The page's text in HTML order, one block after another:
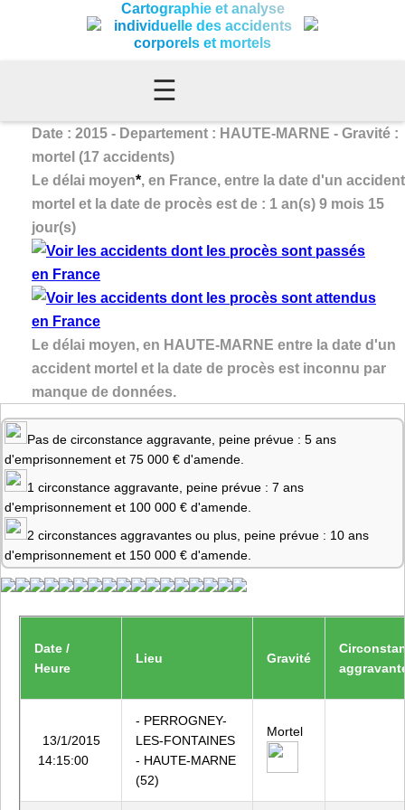
Cartographie et analyse
individuelle des accidents
corporels et mortels
☰
Date : 2015 - Departement : HAUTE-MARNE - Gravité :
mortel (17 accidents)
Le délai moyen*, en France, entre la date d'un accident
mortel et la date de procès est de : 1 an(s) 9 mois 15
jour(s)
Le délai moyen, en HAUTE-MARNE entre la date d'un
accident mortel et la date de procès est inconnu par
manque de données.
Pas de circonstance aggravante, peine prévue : 5 ans
d'emprisonnement et 75 000 € d'amende.
1 circonstance aggravante, peine prévue : 7 ans
d'emprisonnement et 100 000 € d'amende.
2 circonstances aggravantes ou plus, peine prévue : 10 ans
d'emprisonnement et 150 000 € d'amende.
Date /
Heure
Lieu Gravité
13/1/2015
14:15:00
- PERROGNEY-
LES-FONTAINES
- HAUTE-MARNE
(52)
Mortel